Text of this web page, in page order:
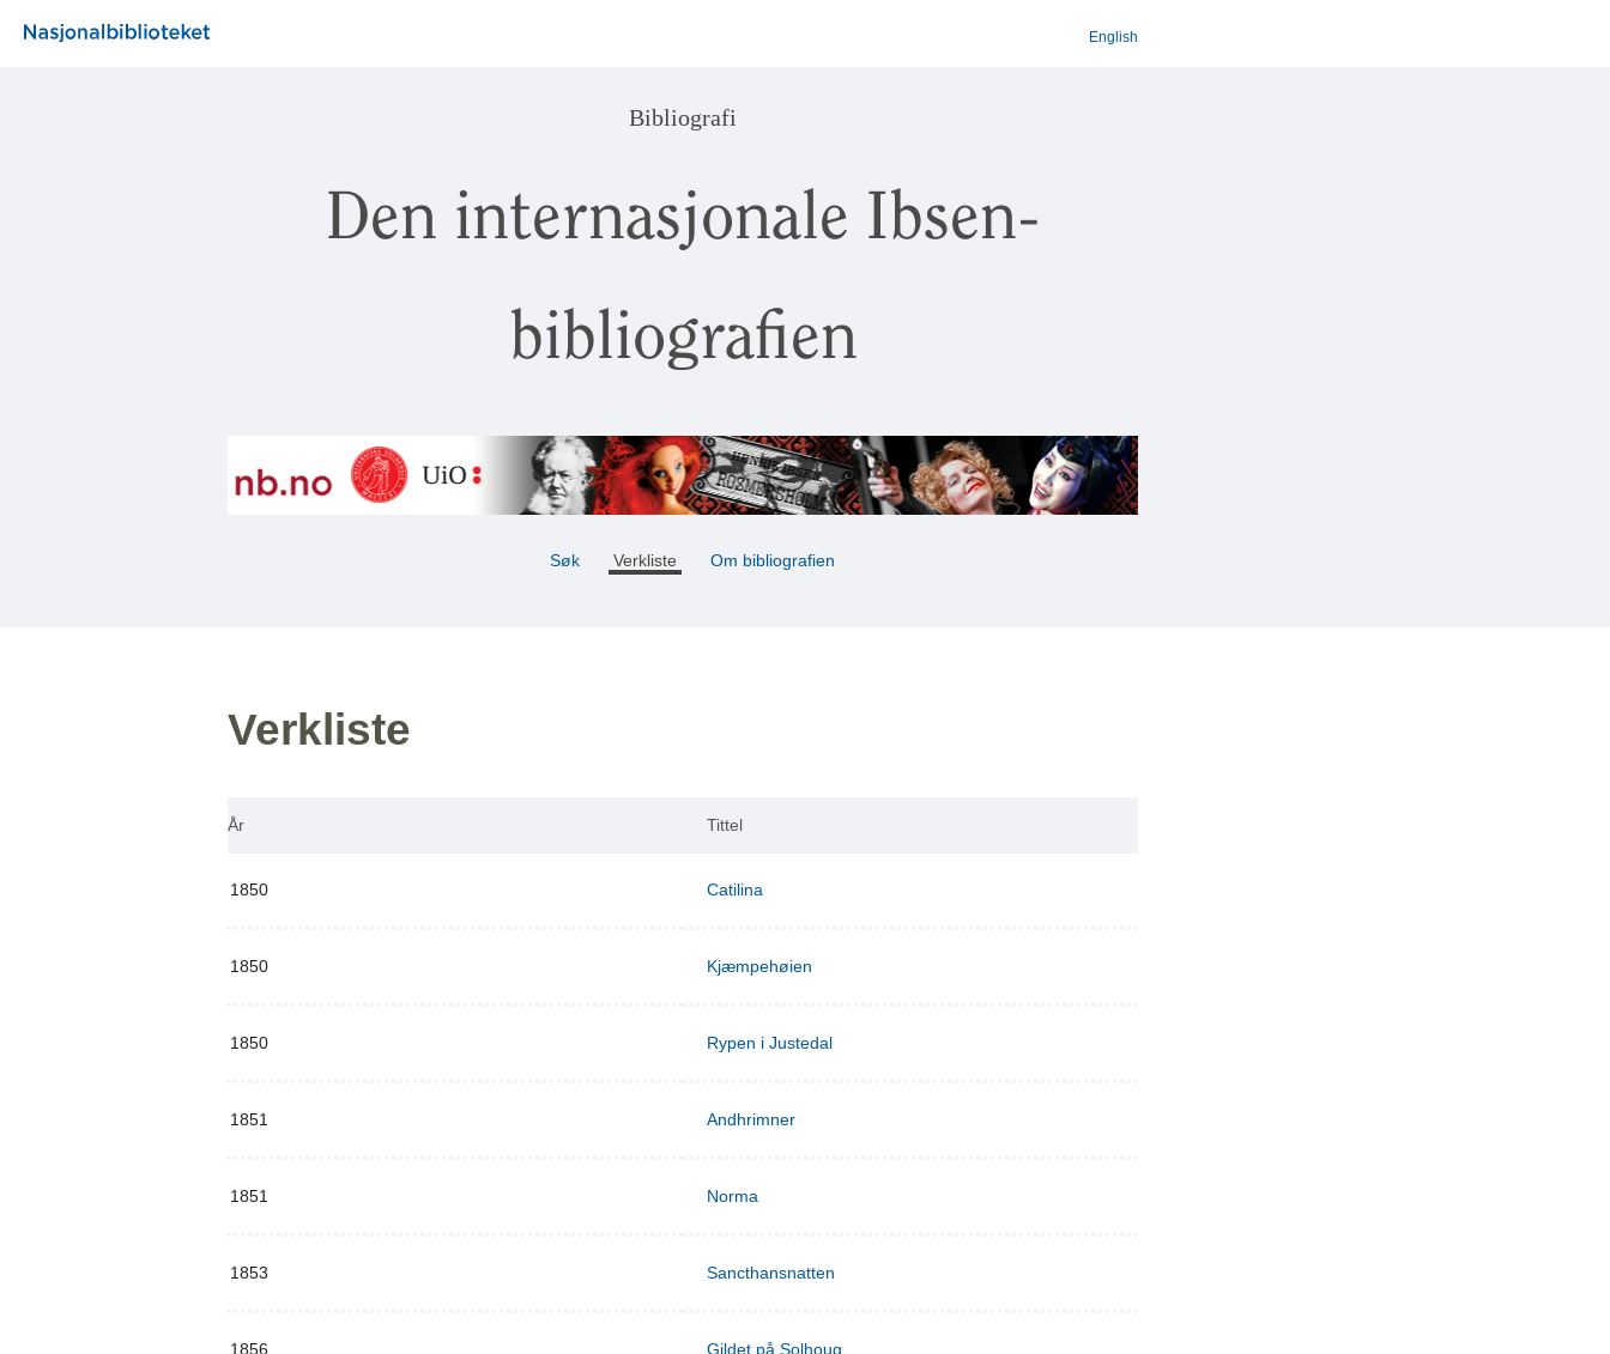
English
Bibliografi
Den internasjonale Ibsen-
bibliografien
Søk Verkliste Om bibliografien
Verkliste
År Tittel
1850 Catilina
1850 Kjæmpehøien
1850 Rypen i Justedal
1851 Andhrimner
1851 Norma
1853 Sancthansnatten
1856 Gildet på Solhoug